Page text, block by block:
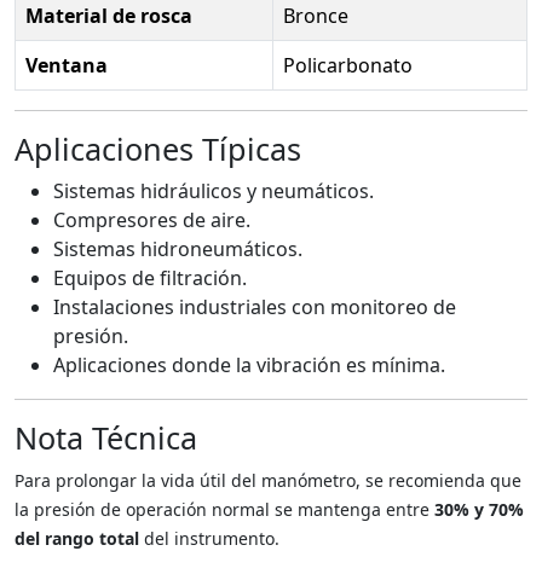
Material de rosca
Bronce
Ventana
Policarbonato
Aplicaciones Típicas
Sistemas hidráulicos y neumáticos.
Compresores de aire.
Sistemas hidroneumáticos.
Equipos de filtración.
Instalaciones industriales con monitoreo de
presión.
Aplicaciones donde la vibración es mínima.
Nota Técnica
Para prolongar la vida útil del manómetro, se recomienda que
la presión de operación normal se mantenga entre 30% y 70%
del rango total del instrumento.